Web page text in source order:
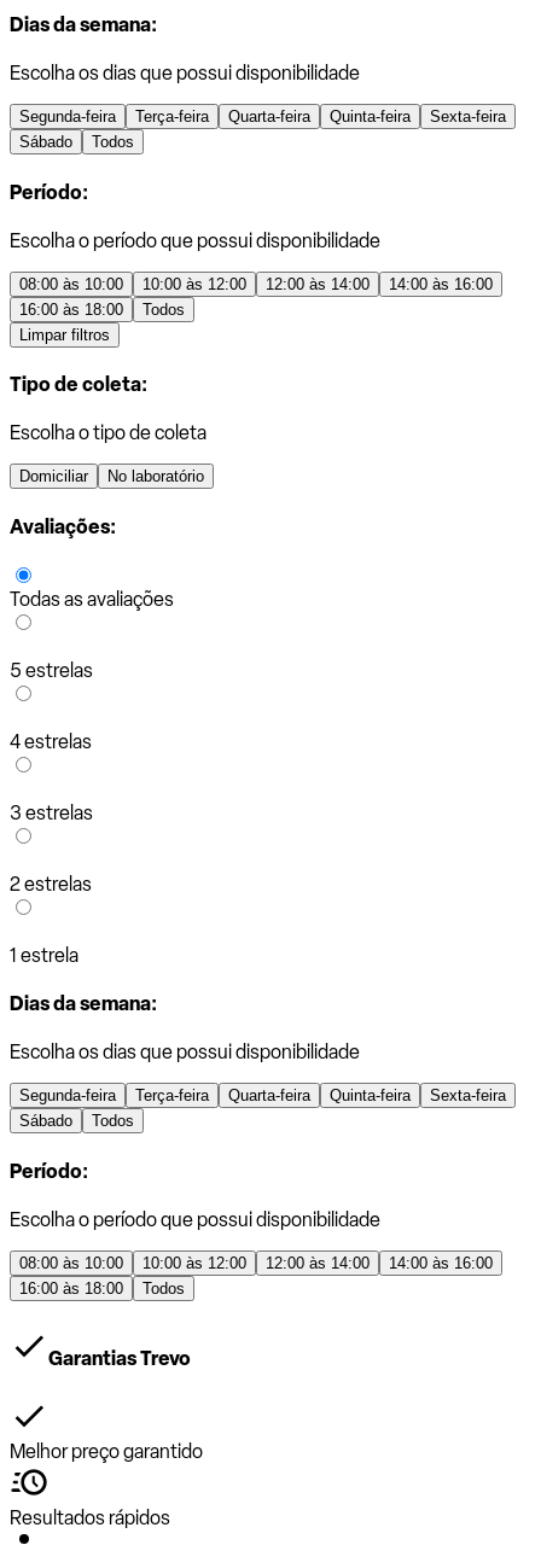
Dias da semana:
Escolha os dias que possui disponibilidade
Segunda-feira Terça-feira Quarta-feira Quinta-feira
Sexta-feira
Sábado
Todos
Período:
Escolha o período que possui disponibilidade
08:00 às 10:00 10:00 às 12:00 12:00 às 14:00
14:00 às 16:00
16:00 às 18:00
Todos
Limpar filtros
Tipo de coleta:
Escolha o tipo de coleta
Domiciliar No laboratório
Avaliações:
Todas as avaliações
5 estrelas
4 estrelas
3 estrelas
2 estrelas
1 estrela
Dias da semana:
Escolha os dias que possui disponibilidade
Segunda-feira Terça-feira Quarta-feira Quinta-feira
Sexta-feira
Sábado
Todos
Período:
Escolha o período que possui disponibilidade
08:00 às 10:00 10:00 às 12:00 12:00 às 14:00
14:00 às 16:00
16:00 às 18:00
Todos
Garantias Trevo
Melhor preço garantido
Resultados rápidos